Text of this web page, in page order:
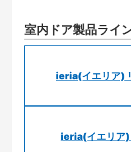
室内ドア製品ライ
ieria(イエリア)
ieria(イエリア)